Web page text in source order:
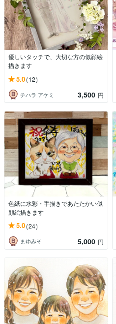
優しいタッチで、大切な方の似顔絵
描きます
5.0(12)
チハラ アケミ 3,500 円
色紙に水彩・手描きであたたかい似
顔絵描きます
5.0(24)
まゆみそ 5,000 円